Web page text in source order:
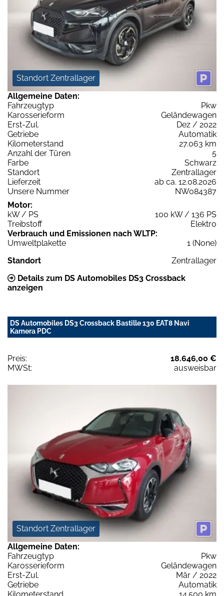
Standort Zentrallager
Allgemeine Daten:
Fahrzeugtyp
Pkw
Karosserieform
Geländewagen
Erst-Zul.
Dez / 2022
Getriebe
Automatik
Kilometerstand
27.063 km
Anzahl der Türen
5
Farbe
Schwarz
Standort
Zentrallager
Lieferzeit
ab ca. 12.08.2026
Unsere Nummer
NW084387
Motor:
kW / PS
100 kW / 136 PS
Treibstoff
Elektro
Verbrauch und Emissionen nach WLTP:
Umweltplakette
1 (None)
Standort
Zentrallager
Details zum DS Automobiles DS3 Crossback
anzeigen
DS Automobiles DS3 Crossback Bastille 130 EAT8 Navi
Kamera PDC
Preis:
18.646,00 €
MWSt:
ausweisbar
Standort Zentrallager
Allgemeine Daten:
Fahrzeugtyp
Pkw
Karosserieform
Geländewagen
Erst-Zul.
Mär / 2022
Getriebe
Automatik